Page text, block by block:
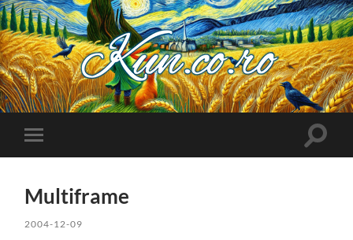
Kuncoro++
Toggle
mobile
Toggle
Multiframe
2004-12-09